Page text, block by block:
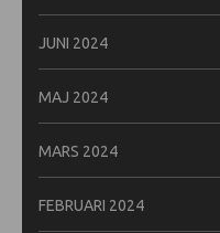
JUNI 2024
MAJ 2024
MARS 2024
FEBRUARI 2024